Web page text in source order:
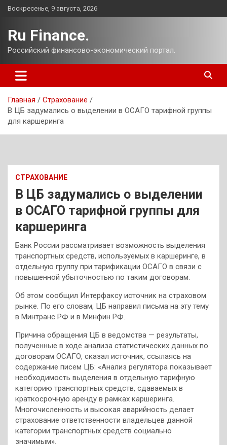
Перейти
Воскресенье, 9 августа, 2026
Ru Finance.
Российский финансово-экономический портал.
Главная
Страхование
В ЦБ задумались о выделении в ОСАГО тарифной группы
для каршеринга
СТРАХОВАНИЕ
В ЦБ задумались о выделении
в ОСАГО тарифной группы для
каршеринга
Банк России рассматривает возможность выделения
транспортных средств, используемых в каршеринге, в
отдельную группу при тарификации ОСАГО в связи с
повышенной убыточностью по таким договорам.
Об этом сообщил Интерфаксу источник на страховом
рынке. По его словам, ЦБ направил письма на эту тему
в Минтранс РФ и в Минфин РФ.
Причина обращения ЦБ в ведомства — результаты,
полученные в ходе анализа статистических данных по
договорам ОСАГО, сказал источник, ссылаясь на
содержание писем ЦБ: «Анализ регулятора показывает
необходимость выделения в отдельную тарифную
категорию транспортных средств, сдаваемых в
краткосрочную аренду в рамках каршеринга.
Многочисленность и высокая аварийность делает
страхование ответственности владельцев данной
категории транспортных средств социально
значимым».